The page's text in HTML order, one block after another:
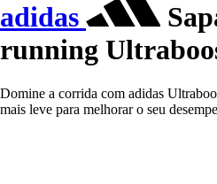
adidas
running
Domine a corrida com adidas
mais leve para melhorar o seu